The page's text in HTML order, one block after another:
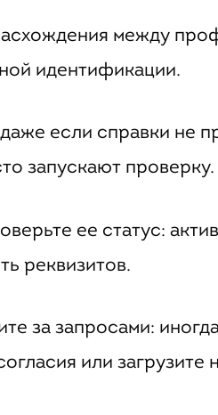
между
идентификации.
если справки не
запускают проверку.
ее статус:
реквизитов.
за запросами:
или